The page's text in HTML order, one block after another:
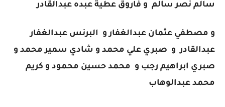
سالم نصر سالم و فاروق عطية عبده عبدالقادر
و مصطفي عثمان عبدالغفار و البرنس عبدالغفار
عبدالقادر و صبري علي محمد و شادي سمير محمد و
صبري ابراهيم رجب و محمد حسين محمود و كريم
محمد عبدالوهاب